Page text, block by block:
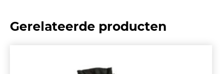
Gerelateerde producten